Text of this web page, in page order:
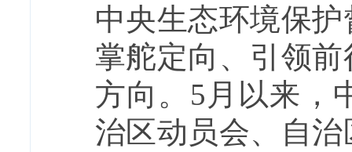
中央生态环境保
掌舵定向、引领
方向。5月以来，
治区动员会、自